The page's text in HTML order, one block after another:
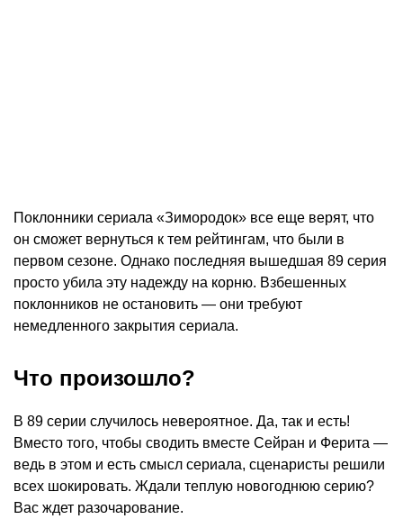
Поклонники сериала «Зимородок» все еще верят, что
он сможет вернуться к тем рейтингам, что были в
первом сезоне. Однако последняя вышедшая 89 серия
просто убила эту надежду на корню. Взбешенных
поклонников не остановить — они требуют
немедленного закрытия сериала.
Что произошло?
В 89 серии случилось невероятное. Да, так и есть!
Вместо того, чтобы сводить вместе Сейран и Ферита —
ведь в этом и есть смысл сериала, сценаристы решили
всех шокировать. Ждали теплую новогоднюю серию?
Вас ждет разочарование.